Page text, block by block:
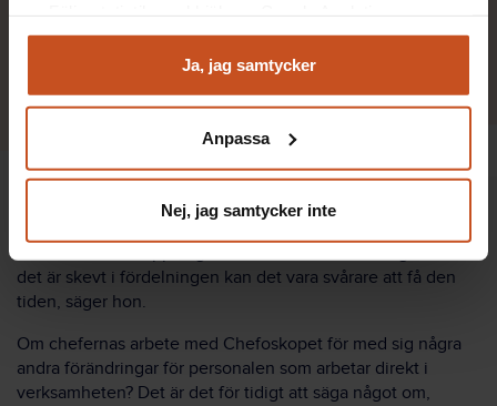
Analysera trafik för att kunna visa riktad information
Du kan när som helst återta ditt godkännande genom att
integritet@suntarbetsliv.se.
Ja, jag samtycker
Anpassa
Nej, jag samtycker inte
Det är viktigt att man känner
att chefen kan avsätta tid om
man behöver ta upp något.
Johanna Schönning, skyddsombud
det är skevt i fördelningen kan det vara svårare att få den
tiden, säger hon.
Om chefernas arbete med Chefoskopet för med sig några
andra förändringar för personalen som arbetar direkt i
verksamheten? Det är det för tidigt att säga något om,